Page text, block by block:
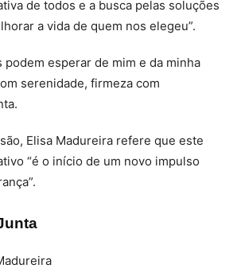
de todos e a busca pelas soluções
a vida de quem nos elegeu”.
podem esperar de mim e da minha
serenidade, firmeza com
Elisa Madureira refere que este
“é o início de um novo impulso